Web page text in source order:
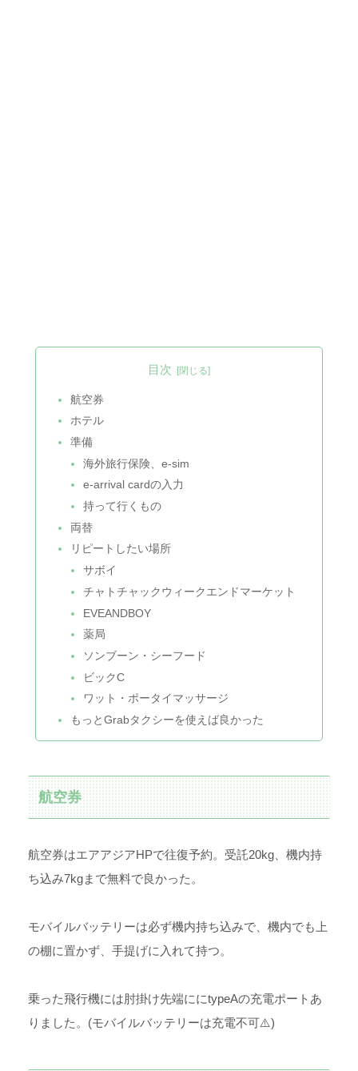
目次
航空券
ホテル
準備
海外旅行保険、e-sim
e-arrival cardの入力
持って行くもの
両替
リピートしたい場所
サボイ
チャトチャックウィークエンドマーケット
EVEANDBOY
薬局
ソンブーン・シーフード
ビックC
ワット・ポータイマッサージ
もっとGrabタクシーを使えば良かった
航空券
航空券はエアアジアHPで往復予約。受託20kg、機内持
ち込み7kgまで無料で良かった。
モバイルバッテリーは必ず機内持ち込みで、機内でも上
の棚に置かず、手提げに入れて持つ。
乗った飛行機には肘掛け先端ににtypeAの充電ポートあ
りました。(モバイルバッテリーは充電不可⚠️)